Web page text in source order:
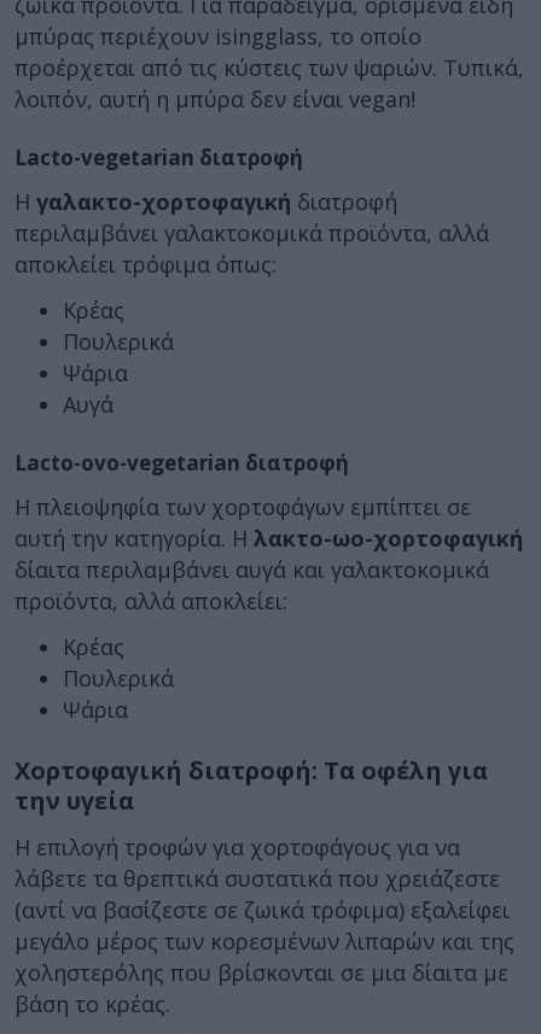
μπύρας περιέχουν isingglass, το οποίο
προέρχεται από τις κύστεις των ψαριών. Τυπικά,
λοιπόν, αυτή η μπύρα δεν είναι vegan!
Lacto-vegetarian διατροφή
Η γαλακτο-χορτοφαγική διατροφή
περιλαμβάνει γαλακτοκομικά προϊόντα, αλλά
αποκλείει τρόφιμα όπως:
Κρέας
Πουλερικά
Ψάρια
Αυγά
Lacto-ovo-vegetarian διατροφή
Η πλειοψηφία των χορτοφάγων εμπίπτει σε
αυτή την κατηγορία. Η λακτο-ωο-χορτοφαγική
δίαιτα περιλαμβάνει αυγά και γαλακτοκομικά
προϊόντα, αλλά αποκλείει:
Κρέας
Πουλερικά
Ψάρια
Χορτοφαγική διατροφή: Τα οφέλη για
την υγεία
Η επιλογή τροφών για χορτοφάγους για να
λάβετε τα θρεπτικά συστατικά που χρειάζεστε
(αντί να βασίζεστε σε ζωικά τρόφιμα) εξαλείφει
μεγάλο μέρος των κορεσμένων λιπαρών και της
χοληστερόλης που βρίσκονται σε μια δίαιτα με
βάση το κρέας.